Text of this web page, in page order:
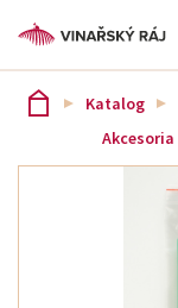
Katalog
Akcesoria